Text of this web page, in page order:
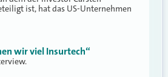
ist, hat das US-Unternehmen
wir viel Insurtech“